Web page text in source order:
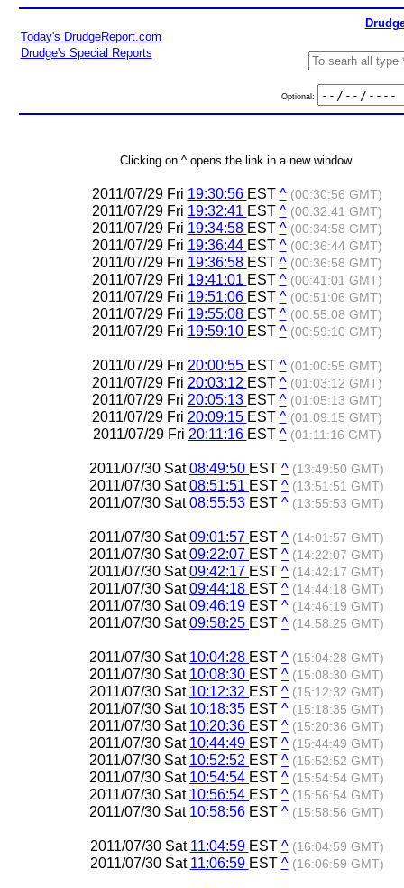
Today's DrudgeReport.com
Drudge's Special Reports
Optional:
Clicking on ^ opens the link in a new window.
2011/07/29 Fri 19:30:56 EST ^ (00:30:56 GMT)
2011/07/29 Fri 19:32:41 EST ^ (00:32:41 GMT)
2011/07/29 Fri 19:34:58 EST ^ (00:34:58 GMT)
2011/07/29 Fri 19:36:44 EST ^ (00:36:44 GMT)
2011/07/29 Fri 19:36:58 EST ^ (00:36:58 GMT)
2011/07/29 Fri 19:41:01 EST ^ (00:41:01 GMT)
2011/07/29 Fri 19:51:06 EST ^ (00:51:06 GMT)
2011/07/29 Fri 19:55:08 EST ^ (00:55:08 GMT)
2011/07/29 Fri 19:59:10 EST ^ (00:59:10 GMT)
2011/07/29 Fri 20:00:55 EST ^ (01:00:55 GMT)
2011/07/29 Fri 20:03:12 EST ^ (01:03:12 GMT)
2011/07/29 Fri 20:05:13 EST ^ (01:05:13 GMT)
2011/07/29 Fri 20:09:15 EST ^ (01:09:15 GMT)
2011/07/29 Fri 20:11:16 EST ^ (01:11:16 GMT)
2011/07/30 Sat08:49:50 EST ^ (13:49:50 GMT)
2011/07/30 Sat08:51:51 EST ^ (13:51:51 GMT)
2011/07/30 Sat08:55:53 EST ^ (13:55:53 GMT)
2011/07/30 Sat09:01:57 EST ^ (14:01:57 GMT)
2011/07/30 Sat09:22:07 EST ^ (14:22:07 GMT)
2011/07/30 Sat09:42:17 EST ^ (14:42:17 GMT)
2011/07/30 Sat09:44:18 EST ^ (14:44:18 GMT)
2011/07/30 Sat09:46:19 EST ^ (14:46:19 GMT)
2011/07/30 Sat09:58:25 EST ^ (14:58:25 GMT)
2011/07/30 Sat 10:04:28 EST ^ (15:04:28 GMT)
2011/07/30 Sat 10:08:30 EST ^ (15:08:30 GMT)
2011/07/30 Sat 10:12:32 EST ^ (15:12:32 GMT)
2011/07/30 Sat 10:18:35 EST ^ (15:18:35 GMT)
2011/07/30 Sat 10:20:36 EST ^ (15:20:36 GMT)
2011/07/30 Sat 10:44:49 EST ^ (15:44:49 GMT)
2011/07/30 Sat 10:52:52 EST ^ (15:52:52 GMT)
2011/07/30 Sat 10:54:54 EST ^ (15:54:54 GMT)
2011/07/30 Sat 10:56:54 EST ^ (15:56:54 GMT)
2011/07/30 Sat 10:58:56 EST ^ (15:58:56 GMT)
2011/07/30 Sat 11:04:59 EST ^ (16:04:59 GMT)
2011/07/30 Sat 11:06:59 EST ^ (16:06:59 GMT)